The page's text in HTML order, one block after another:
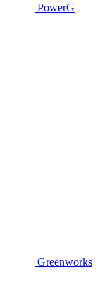
PowerG
Greenworks